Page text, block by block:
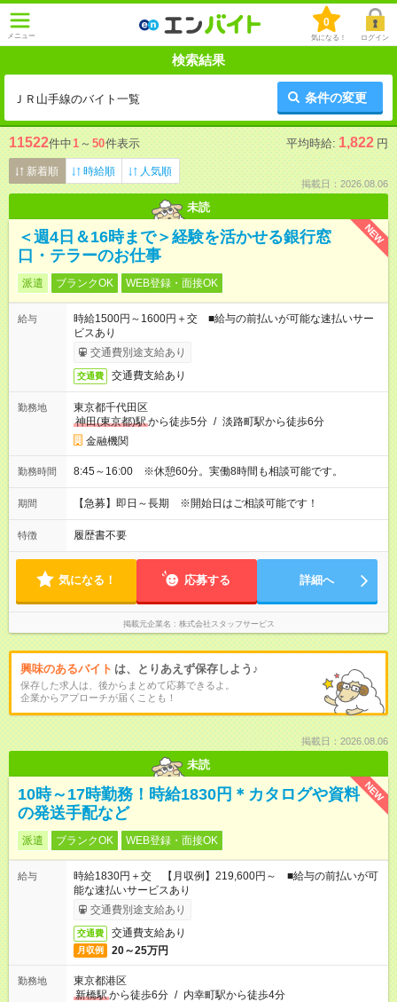
メニュー
0
気になる！ ログイン
検索結果
ＪＲ山手線のバイト一覧 条件の変更
11522件中1 ～ 50件表示 平均時給: 1,822 円
新着順 時給順 人気順
掲載日：2026.08.06
未読
NEW
＜週4日＆16時まで＞経験を活かせる銀行窓
口・テラーのお仕事
派遣 ブランクOK WEB登録・面接OK
給与
時給1500円～1600円＋交 ■給与の前払いが可能な速払いサー
ビスあり
交通費別途支給あり
交通費 交通費支給あり
勤務地
東京都千代田区
神田(東京都)駅から徒歩5分 / 淡路町駅から徒歩6分
金融機関
勤務時間 8:45～16:00 ※休憩60分。実働8時間も相談可能です。
期間 【急募】即日～長期 ※開始日はご相談可能です！
特徴 履歴書不要
気になる！ 応募する 詳細へ
掲載元企業名 株式会社スタッフサービス
興味のあるバイト は、とりあえず保存しよう♪
保存した求人は、後からまとめて応募できるよ。
企業からアプローチが届くことも！
掲載日：2026.08.06
未読
NEW
10時～17時勤務！時給1830円＊カタログや資料
の発送手配など
派遣 ブランクOK WEB登録・面接OK
給与
時給1830円＋交 【月収例】219,600円～ ■給与の前払いが可
能な速払いサービスあり
交通費別途支給あり
交通費 交通費支給あり
月収例 20～25万円
勤務地
東京都港区
新橋駅から徒歩6分 / 内幸町駅から徒歩4分